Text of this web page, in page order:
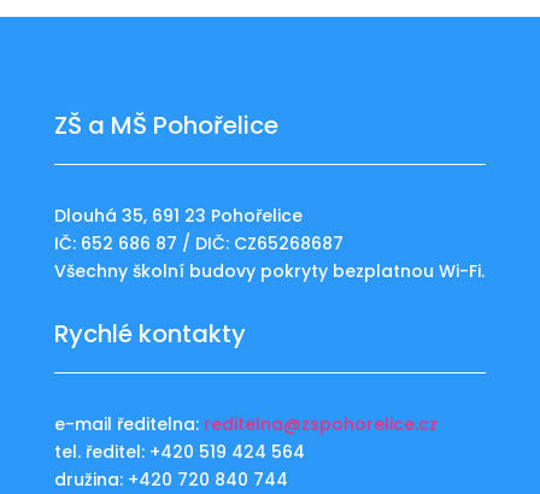
ZŠ a MŠ Pohořelice
Dlouhá 35, 691 23 Pohořelice
IČ: 652 686 87 / DIČ: CZ65268687
Všechny školní budovy pokryty bezplatnou Wi-Fi.
Rychlé kontakty
e-mail ředitelna: reditelna@zspohorelice.cz
tel. ředitel: +420 519 424 564
družina: +420 720 840 744